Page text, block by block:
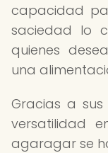
capacidad
saciedad lo
quienes
una
Gracias a
versatilidad
agaragar se